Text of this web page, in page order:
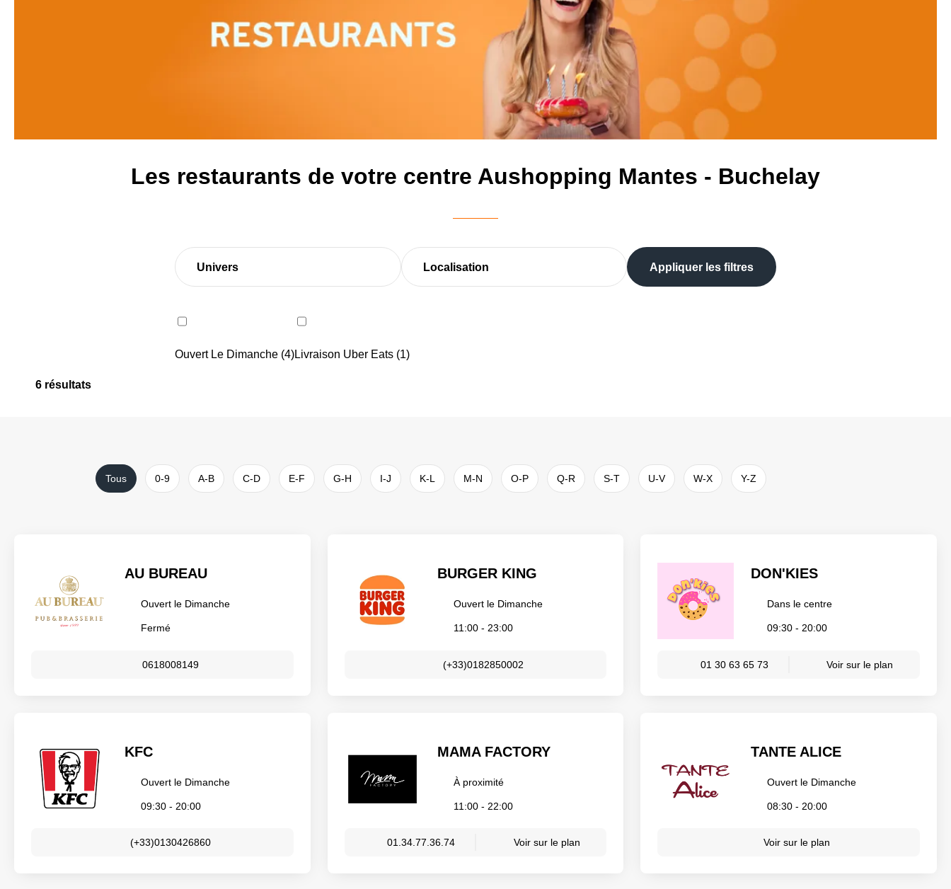
Les restaurants de votre centre Aushopping Mantes - Buchelay
Univers Localisation
Ouvert Le Dimanche (4)Livraison Uber Eats (1)
Appliquer les filtres
6 résultats
Tous 0-9 A-B C-D E-F G-H I-J K-L M-N O-P Q-R S-T U-V W-X Y-Z
AU BUREAU
Ouvert le Dimanche
Fermé
0618008149
BURGER KING
Ouvert le Dimanche
11:00 - 23:00
(+33)0182850002
DON'KIES
Dans le centre
09:30 - 20:00
01 30 63 65 73 Voir sur le plan
KFC
Ouvert le Dimanche
09:30 - 20:00
(+33)0130426860
MAMA FACTORY
À proximité
11:00 - 22:00
01.34.77.36.74 Voir sur le plan
TANTE ALICE
Ouvert le Dimanche
08:30 - 20:00
Voir sur le plan